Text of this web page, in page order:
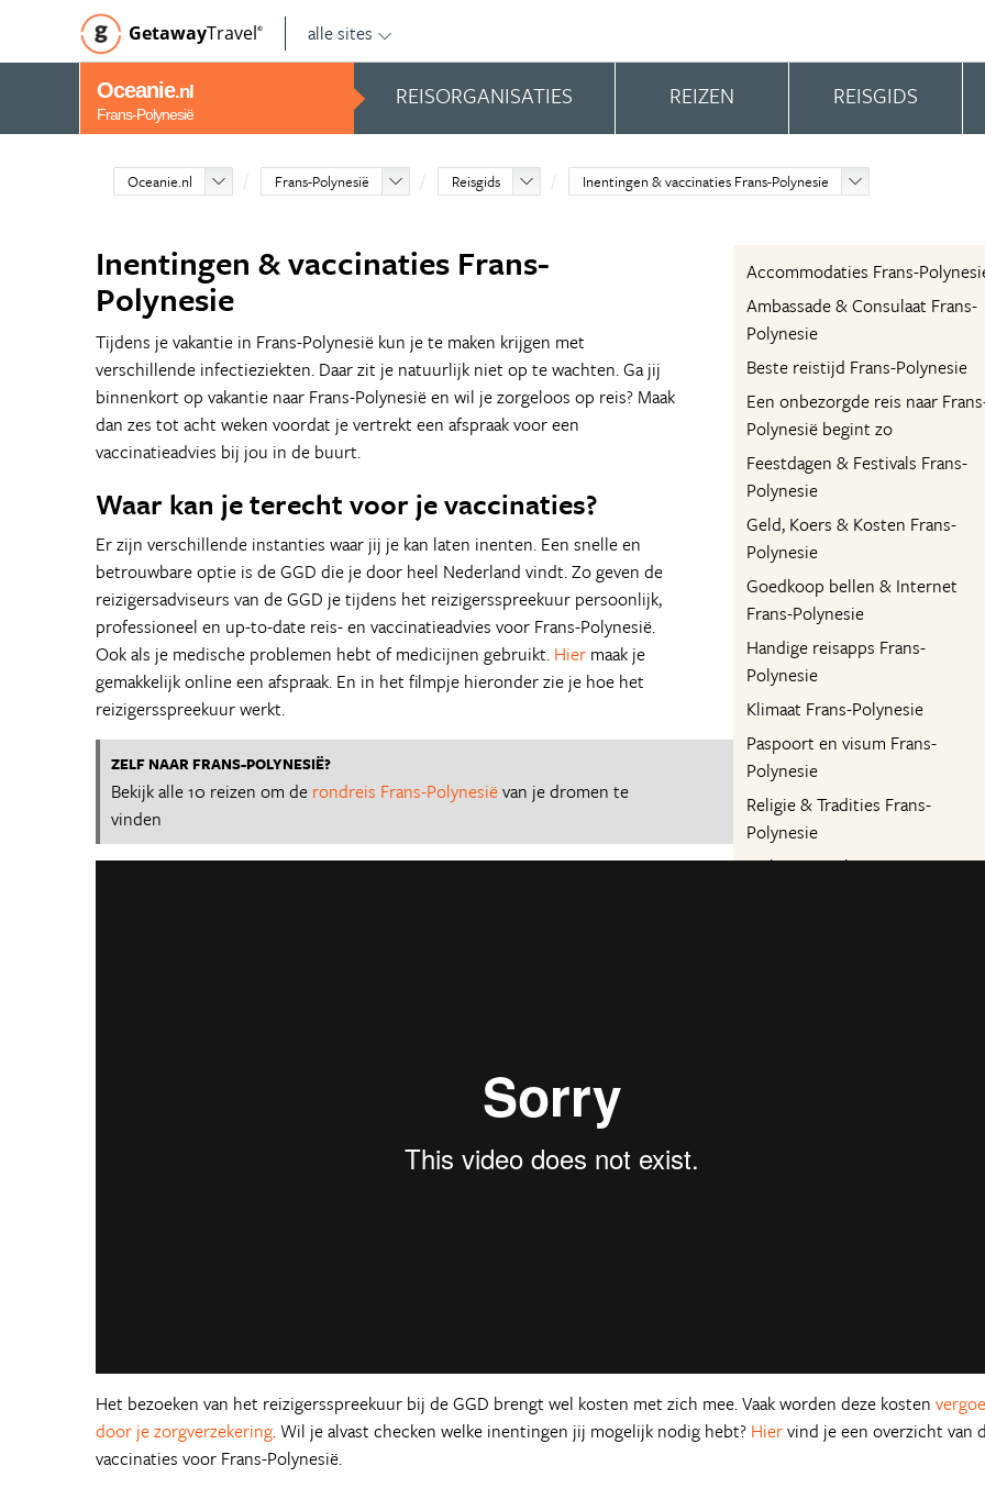
GetawayTravel© alle sites
Oceanie.nl
Frans-Polynesië
REISORGANISATIES REIZEN REISGIDS
Oceanie.nl Frans-Polynesië Reisgids Inentingen & vaccinaties Frans-Polynesie
Accommodaties Frans-
Ambassade & Consulaat Frans-
Polynesie
Beste reistijd Frans-Polynesie
Een onbezorgde reis naar
Polynesië begint zo
Feestdagen & Festivals Frans-
Polynesie
Geld, Koers & Kosten Frans-
Polynesie
Goedkoop bellen & Internet
Frans-Polynesie
Handige reisapps Frans-
Polynesie
Klimaat Frans-Polynesie
Paspoort en visum Frans-
Polynesie
Religie & Tradities Frans-
Polynesie
Taal Frans-Polynesie
Inentingen & vaccinaties Frans-
Polynesie
Tijdens je vakantie in Frans-Polynesië kun je te maken krijgen met
verschillende infectieziekten. Daar zit je natuurlijk niet op te wachten. Ga jij
binnenkort op vakantie naar Frans-Polynesië en wil je zorgeloos op reis? Maak
dan zes tot acht weken voordat je vertrekt een afspraak voor een
vaccinatieadvies bij jou in de buurt.
Waar kan je terecht voor je vaccinaties?
Er zijn verschillende instanties waar jij je kan laten inenten. Een snelle en
betrouwbare optie is de GGD die je door heel Nederland vindt. Zo geven de
reizigersadviseurs van de GGD je tijdens het reizigersspreekuur persoonlijk,
professioneel en up-to-date reis- en vaccinatieadvies voor Frans-Polynesië.
Ook als je medische problemen hebt of medicijnen gebruikt. Hier maak je
gemakkelijk online een afspraak. En in het filmpje hieronder zie je hoe het
reizigersspreekuur werkt.
ZELF NAAR FRANS-POLYNESIË?
Bekijk alle 10 reizen om de rondreis Frans-Polynesiëvan je dromen te
vinden
Het bezoeken van het reizigersspreekuur bij de GGD brengt wel kosten met zich mee. Vaak worden deze kosten
door je zorgverzekering. Wil je alvast checken welke inentingen jij mogelijk nodig hebt? Hiervind je een overzicht van
vaccinaties voor Frans-Polynesië.